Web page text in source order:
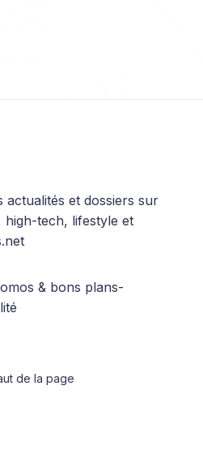
actualités et dossiers sur
high-tech, lifestyle et
& bons plans-
de la page